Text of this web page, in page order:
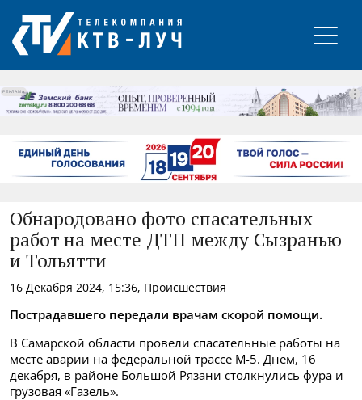
РЕКЛАМА
Обнародовано фото спасательных
работ на месте ДТП между Сызранью
и Тольятти
16 Декабря 2024, 15:36, Происшествия
Пострадавшего передали врачам скорой помощи.
В Самарской области провели спасательные работы на
месте аварии на федеральной трассе М-5. Днем, 16
декабря, в районе Большой Рязани столкнулись фура и
грузовая «Газель».